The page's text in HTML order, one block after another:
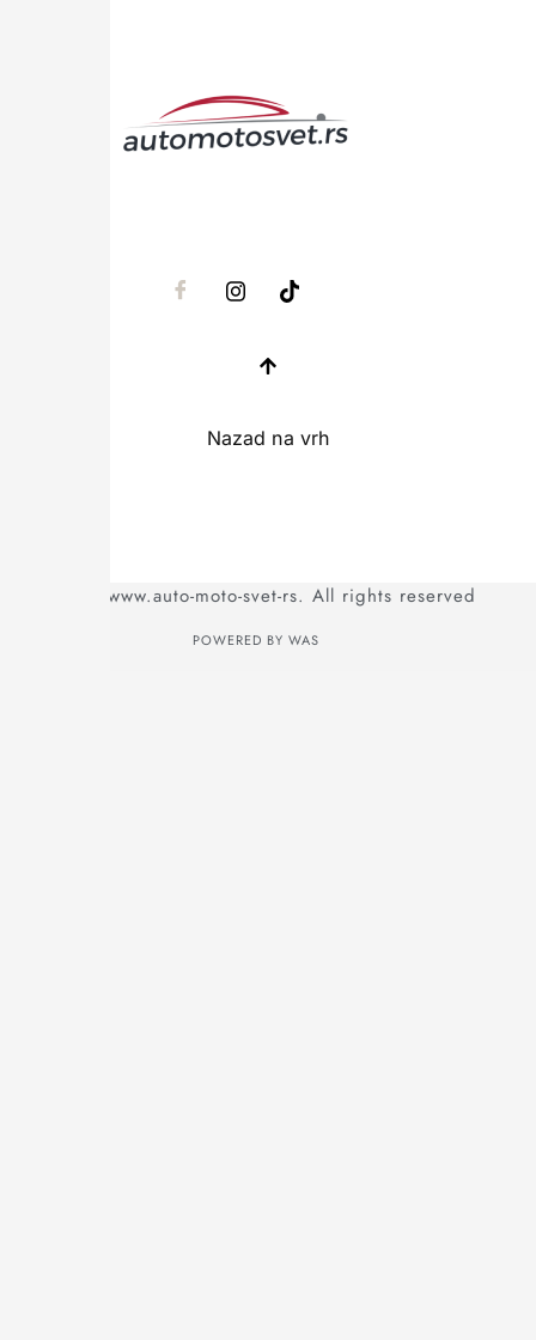
Nazad na vrh
© www.auto-moto-svet-rs. All rights reserved
POWERED BY WAS